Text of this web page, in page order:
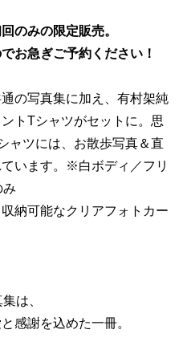
のみの限定販売。
お急ぎご予約ください！
通の写真集に加え、有村架純
トTシャツがセットに。思
ャツには、お散歩写真＆直
います。※白ボディ／フリ
み
納可能なクリアフォトカー
は、
感謝を込めた一冊。